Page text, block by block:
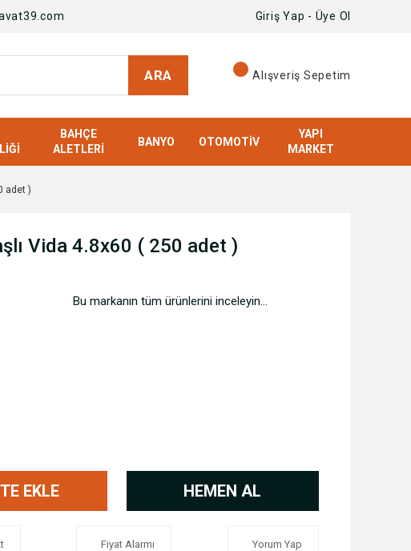
Giriş Yap - Üye Ol
ARA Alışveriş Sepetim
BAHÇE
ALETLERI
BANYO OTOMOTIV
YAPI
MARKET
adet )
Vida 4.8x60 ( 250 adet )
Bu markanın tüm ürünlerini inceleyin...
EKLE HEMEN AL
Fiyat Alarmı Yorum Yap